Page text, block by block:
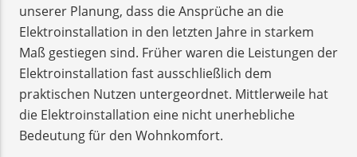
unserer Planung, dass die Ansprüche an die
Elektroinstallation in den letzten Jahre in starkem
Maß gestiegen sind. Früher waren die Leistungen der
Elektroinstallation fast ausschließlich dem
praktischen Nutzen untergeordnet. Mittlerweile hat
die Elektroinstallation eine nicht unerhebliche
Bedeutung für den Wohnkomfort.